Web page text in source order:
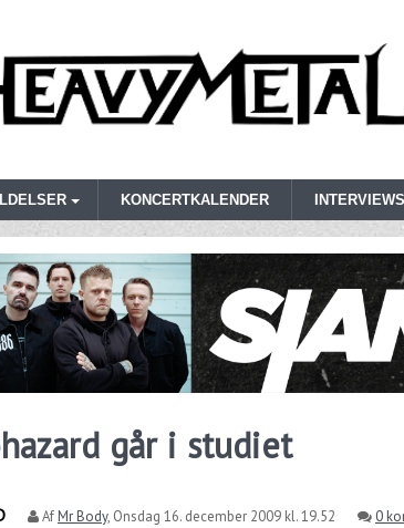
KONCERTKALENDER INTERVIEWS
går i studiet
AfMr Body, Onsdag 16. december 2009 kl. 19.52 0